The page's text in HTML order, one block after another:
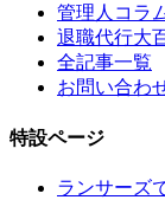
管理人コラ
退職代行大
全記事一覧
お問い合わ
特設ページ
ランサーズ